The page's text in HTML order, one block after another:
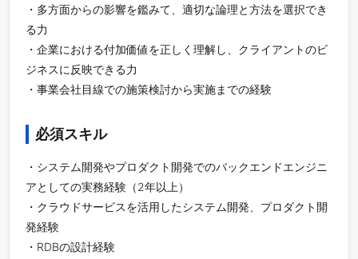
・多方面からの影響を鑑みて、適切な論理と方法を選択でき
る力
・企業における付加価値を正しく理解し、クライアントのビ
ジネスに反映できる力
・事業会社目線での施策検討から実施までの経験
必須スキル
・システム開発やプロダクト開発でのバックエンドエンジニ
アとしての実務経験（2年以上）
・クラウドサービスを活用したシステム開発、プロダクト開
発経験
・RDBの設計経験